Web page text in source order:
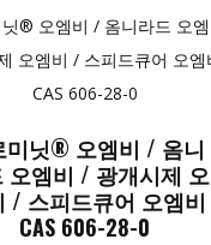
미닛® 오엠비 / 옴니
오엠비 / 광개시제 오
/ 스피드큐어 오엠비
CAS 606-28-0